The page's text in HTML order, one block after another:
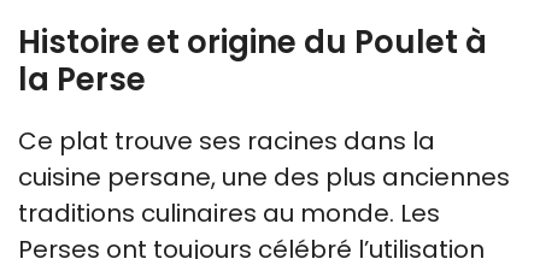
Histoire et origine du Poulet à
la Perse
Ce plat trouve ses racines dans la
cuisine persane, une des plus anciennes
traditions culinaires au monde. Les
Perses ont toujours célébré l’utilisation